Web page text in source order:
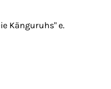
Känguruhs" e.